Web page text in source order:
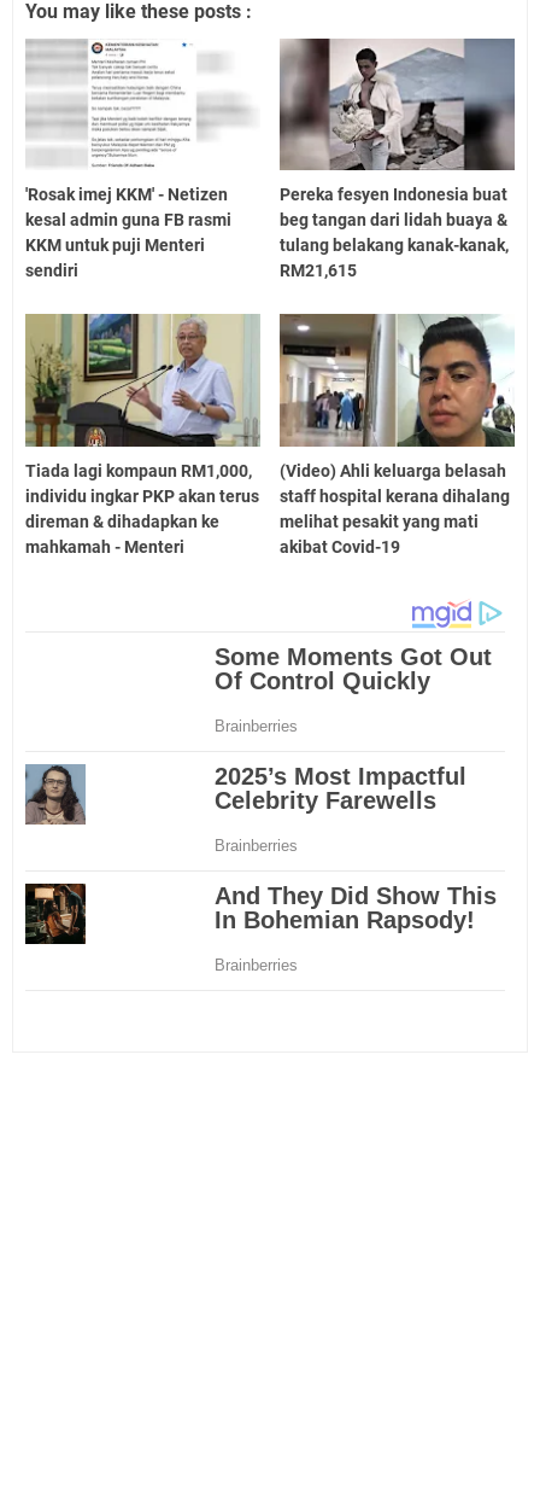
You may like these posts :
'Rosak imej KKM' - Netizen
kesal admin guna FB rasmi
KKM untuk puji Menteri
sendiri
Pereka fesyen Indonesia buat
beg tangan dari lidah buaya &
tulang belakang kanak-kanak,
RM21,615
Tiada lagi kompaun RM1,000,
individu ingkar PKP akan terus
direman & dihadapkan ke
mahkamah - Menteri
(Video) Ahli keluarga belasah
staff hospital kerana dihalang
melihat pesakit yang mati
akibat Covid-19